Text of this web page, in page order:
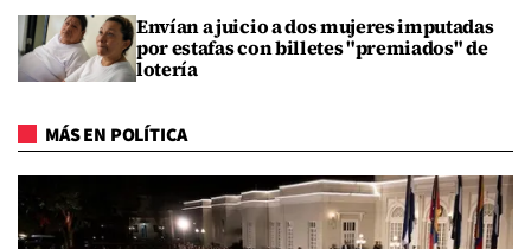
Envían a juicio a dos mujeres imputadas
por estafas con billetes "premiados" de
lotería
MÁS EN POLÍTICA